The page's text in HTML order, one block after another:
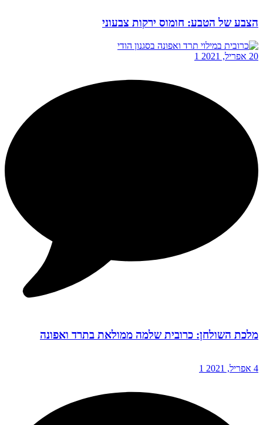
הצבע של הטבע: חומוס ירקות צבעוני
20 אפריל, 2021 1
מלכת השולחן: כרובית שלמה ממולאת בתרד ואפונה
4 אפריל, 2021 1